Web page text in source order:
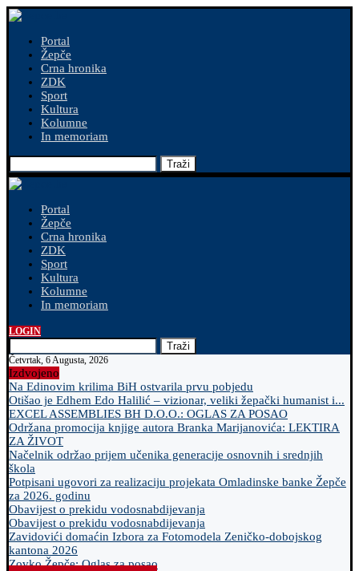
Portal
Žepče
Crna hronika
ZDK
Sport
Kultura
Kolumne
In memoriam
Traži
Portal
Žepče
Crna hronika
ZDK
Sport
Kultura
Kolumne
In memoriam
LOGIN
Traži
Četvrtak, 6 Augusta, 2026
Izdvojeno
Na Edinovim krilima BiH ostvarila prvu pobjedu
Otišao je Edhem Edo Halilić – vizionar, veliki žepački humanist i...
EXCEL ASSEMBLIES BH D.O.O.: OGLAS ZA POSAO
Održana promocija knjige autora Branka Marijanovića: LEKTIRA
ZA ŽIVOT
Načelnik održao prijem učenika generacije osnovnih i srednjih
škola
Potpisani ugovori za realizaciju projekata Omladinske banke Žepče
za 2026. godinu
Obavijest o prekidu vodosnabdijevanja
Obavijest o prekidu vodosnabdijevanja
Zavidovići domaćin Izbora za Fotomodela Zeničko-dobojskog
kantona 2026
Zovko Žepče: Oglas za posao